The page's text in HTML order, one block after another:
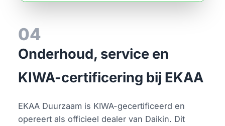
04
Onderhoud, service en
KIWA-certificering bij EKAA
EKAA Duurzaam is KIWA-gecertificeerd en
opereert als officieel dealer van Daikin. Dit